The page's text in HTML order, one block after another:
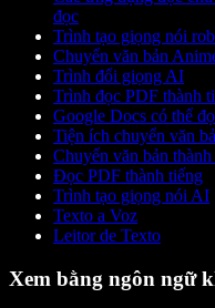
đọc
Trình tạo giọng nói
Chuyển văn bản
Trình đổi giọng AI
Trình đọc PDF thành
Google Docs có thể
Tiện ích chuyển văn
Chuyển văn bản
Đọc PDF thành tiếng
Trình tạo giọng nói AI
Texto a Voz
Leitor de Texto
Xem bằng ngôn ngữ